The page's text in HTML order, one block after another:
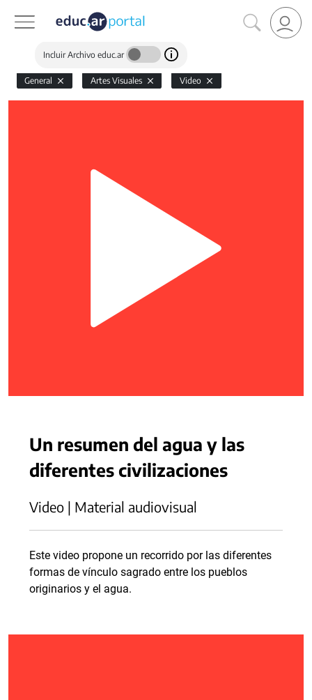
Incluir Archivo educ.ar
General Artes Visuales Video
Un resumen del agua y las
diferentes civilizaciones
Video | Material audiovisual
Este video propone un recorrido por las diferentes
formas de vínculo sagrado entre los pueblos
originarios y el agua.